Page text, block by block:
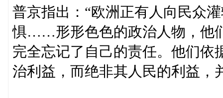
普京指出：“欧洲正有人向民众
惧……形形色色的政治人物，他
完全忘记了自己的责任。他们依
治利益，而绝非其人民的利益，